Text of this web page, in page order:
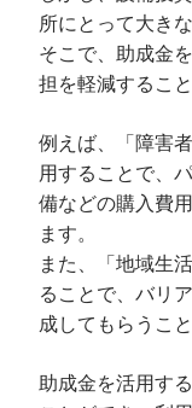
所にとって大き
そこで、助成金
担を軽減するこ
例えば、「障害
用することで、
備などの購入費
ます。
また、「地域生
ることで、バリ
成してもらうこ
助成金を活用す